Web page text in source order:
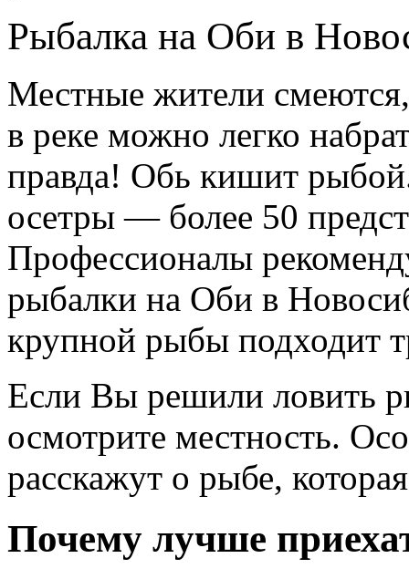
Рыбалка на Оби в
Местные жители
в реке можно легко
правда! Обь кишит
осетры — более 50
Профессионалы
рыбалки на Оби в
крупной рыбы подходит
Если Вы решили ловить
осмотрите местность.
расскажут о рыбе,
Почему лучше